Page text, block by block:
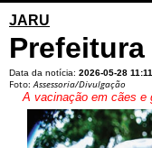
JARU
Data da notícia: 2026-05-28
Foto:Assessoria/Divulgação
A vacinação em cães e